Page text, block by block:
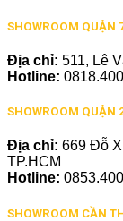
SHOWROOM QUẬN
Địa chỉ: 511, Lê
Hotline:
SHOWROOM QUẬN
Địa chỉ: 669 Đỗ
TP.HCM
Hotline:
SHOWROOM CẦN